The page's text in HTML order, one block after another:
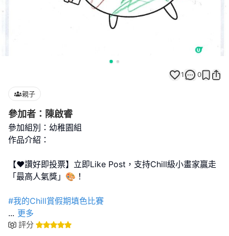
1 0
親子
參加者：陳啟睿
參加組別：幼稚園組
作品介紹：
【❤️讚好即投票】立即Like Post，支持Chill級小畫家贏走
「最高人氣獎」🎨！
#我的Chill賞假期填色比賽
... 更多
評分